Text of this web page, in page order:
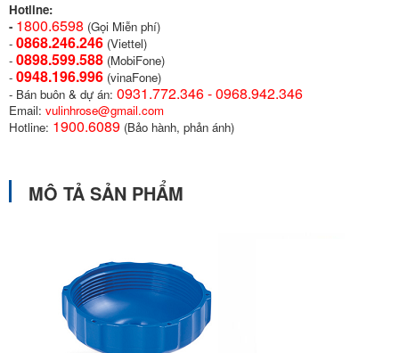
Hotline:
- 1800.6598 (Gọi Miễn phí)
- 0868.246.246 (Viettel)
- 0898.599.588 (MobiFone)
- 0948.196.996 (vinaFone)
- Bán buôn & dự án: 0931.772.346 - 0968.942.346
Email: vulinhrose@gmail.com
Hotline: 1900.6089 (Bảo hành, phản ánh)
MÔ TẢ SẢN PHẨM